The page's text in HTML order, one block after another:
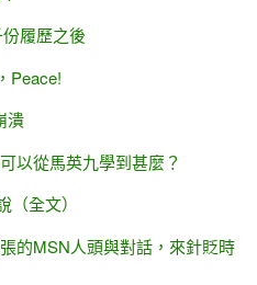
學者 快速入門 (也適用 .NET
，採用新版System .Text.